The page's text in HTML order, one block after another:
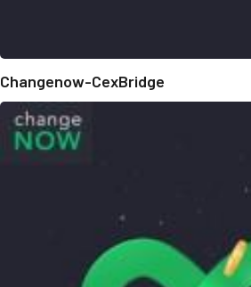
Changenow-CexBridge